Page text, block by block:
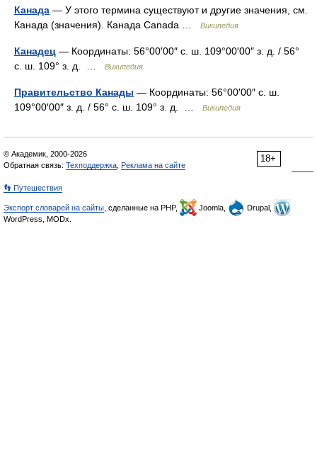
Канада — У этого термина существуют и другие значения, см.
Канада (значения). Канада Canada …
Википедия
Канадец — Координаты: 56°00′00″ с. ш. 109°00′00″ з. д. / 56°
с. ш. 109° з. д. …
Википедия
Правительство Канады — Координаты: 56°00′00″ с. ш.
109°00′00″ з. д. / 56° с. ш. 109° з. д. …
Википедия
18+
© Академик, 2000-2026
Обратная связь: Техподдержка Реклама на сайте
👣 Путешествия
Экспорт словарей на сайты , сделанные на PHP, Joomla,
Drupal,
WordPress, MODx.